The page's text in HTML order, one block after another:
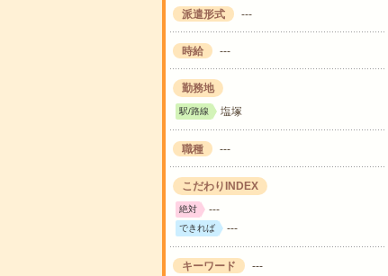
派遣形式 ---
時給 ---
勤務地
駅/路線 塩塚
職種 ---
こだわりINDEX
絶対 ---
できれば ---
キーワード ---